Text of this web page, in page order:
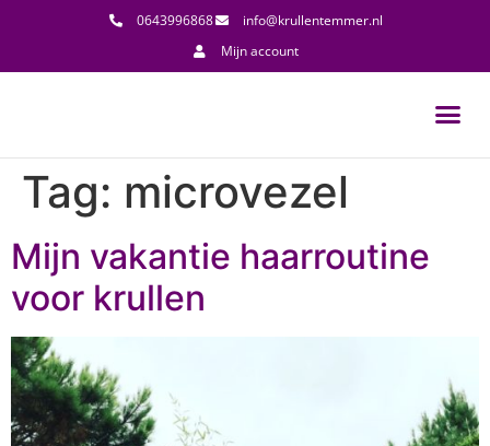
0643996868
info@krullentemmer.nl
Mijn account
Tag: microvezel
Mijn vakantie haarroutine
voor krullen